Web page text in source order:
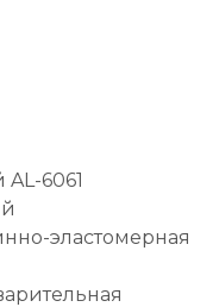
6061
эластомерная